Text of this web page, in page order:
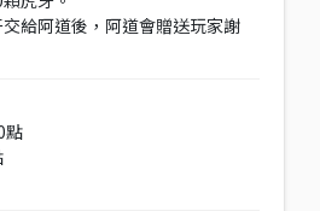
給阿道後，阿道會贈送玩家謝
點